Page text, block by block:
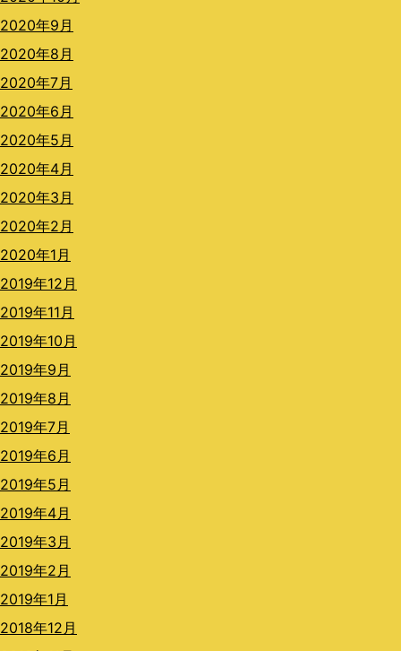
2020年9月
2020年8月
2020年7月
2020年6月
2020年5月
2020年4月
2020年3月
2020年2月
2020年1月
2019年12月
2019年11月
2019年10月
2019年9月
2019年8月
2019年7月
2019年6月
2019年5月
2019年4月
2019年3月
2019年2月
2019年1月
2018年12月